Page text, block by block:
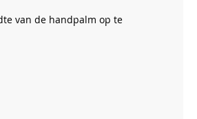
van de handpalm op te